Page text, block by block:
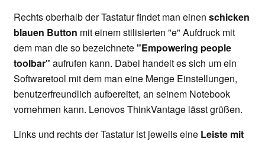
Rechts oberhalb der Tastatur findet man einen schicken
blauen Button mit einem stilisierten "e" Aufdruck mit
dem man die so bezeichnete"Empowering people
toolbar" aufrufen kann. Dabei handelt es sich um ein
Softwaretool mit dem man eine Menge Einstellungen,
benutzerfreundlich aufbereitet, an seinem Notebook
vornehmen kann. Lenovos ThinkVantage lässt grüßen.
Links und rechts der Tastatur ist jeweils eine Leiste mit